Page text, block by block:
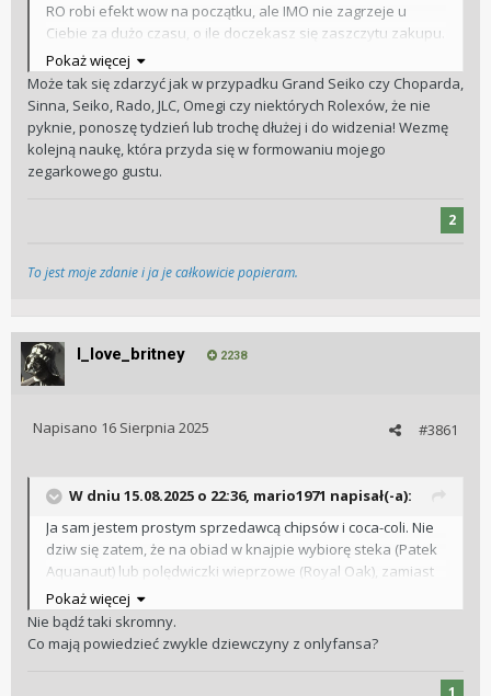
RO robi efekt wow na początku, ale IMO nie zagrzeje u
Ciebie za dużo czasu, o ile doczekasz się zaszczytu zakupu.
Pokaż więcej
Może tak się zdarzyć jak w przypadku Grand Seiko czy Choparda,
Sinna, Seiko, Rado, JLC, Omegi czy niektórych Rolexów, że nie
pyknie, ponoszę tydzień lub trochę dłużej i do widzenia! Wezmę
kolejną naukę, która przyda się w formowaniu mojego
zegarkowego gustu.
2
To jest moje zdanie i ja je całkowicie popieram.
I_love_britney 2238
#3861
Napisano 16 Sierpnia 2025
W dniu 15.08.2025 o 22:36, mario1971 napisał(-a):
Ja sam jestem prostym sprzedawcą chipsów i coca-coli. Nie
dziw się zatem, że na obiad w knajpie wybiorę steka (Patek
Aquanaut) lub polędwiczki wieprzowe (Royal Oak), zamiast
perliczki w sosie miodowo-musztardowym. Nie pijam
szampanów do obiadu, wolę dobre piwo, ewentualnie
jakieś wino za max trzy dychy. Standardowo uwielbiam
schabowego (czytaj Rolex), bo ten dobrze zrobiony jest nie
Pokaż więcej
Nie bądź taki skromny.
Co mają powiedzieć zwykle dziewczyny z onlyfansa?
1